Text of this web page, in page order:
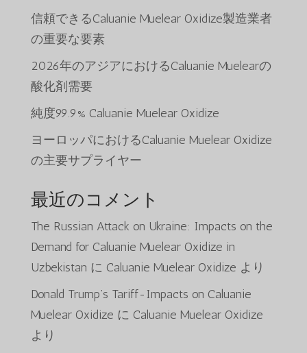
信頼できるCaluanie Muelear Oxidize製造業者
の重要な要素
2026年のアジアにおけるCaluanie Muelearの
酸化剤需要
純度99.9% Caluanie Muelear Oxidize
ヨーロッパにおけるCaluanie Muelear Oxidize
の主要サプライヤー
最近のコメント
The Russian Attack on Ukraine: Impacts on the
Demand for Caluanie Muelear Oxidize in
Uzbekistan に Caluanie Muelear Oxidize より
Donald Trump’s Tariff-Impacts on Caluanie
Muelear Oxidize に Caluanie Muelear Oxidize
より